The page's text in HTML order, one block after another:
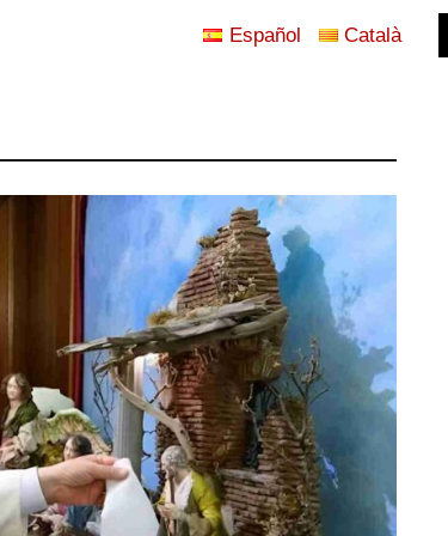
d'Avui
Español Català